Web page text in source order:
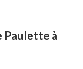
Paulette à